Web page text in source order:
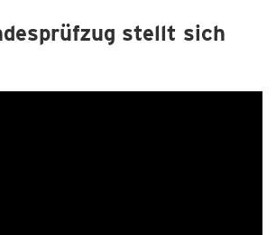
stellt sich